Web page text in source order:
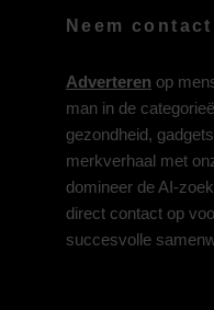
Neem
Adverteren op
man in de
gezondheid,
merkverhaal met
domineer de AI-
direct contact op
succesvolle